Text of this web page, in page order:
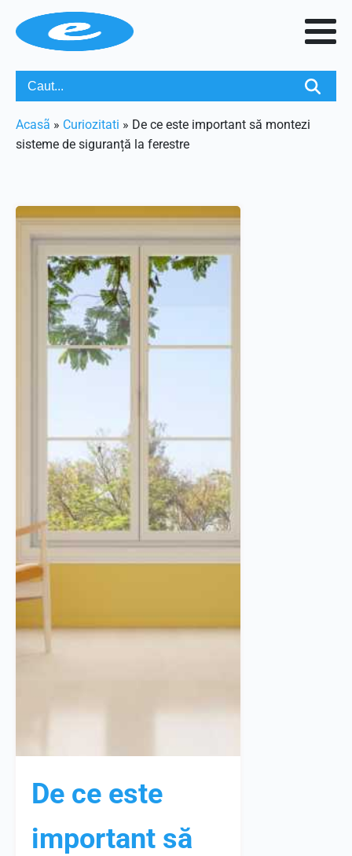
Acasã » Curiozitati » De ce este important să montezi
sisteme de siguranță la ferestre
De ce este
important să